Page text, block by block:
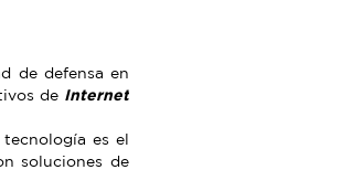
de defensa en
de Internet
es el
soluciones de